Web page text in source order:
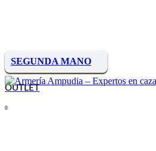
SEGUNDA MANO
OUTLET
0